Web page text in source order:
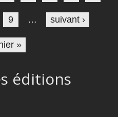
9 … suivant ›
»
éditions